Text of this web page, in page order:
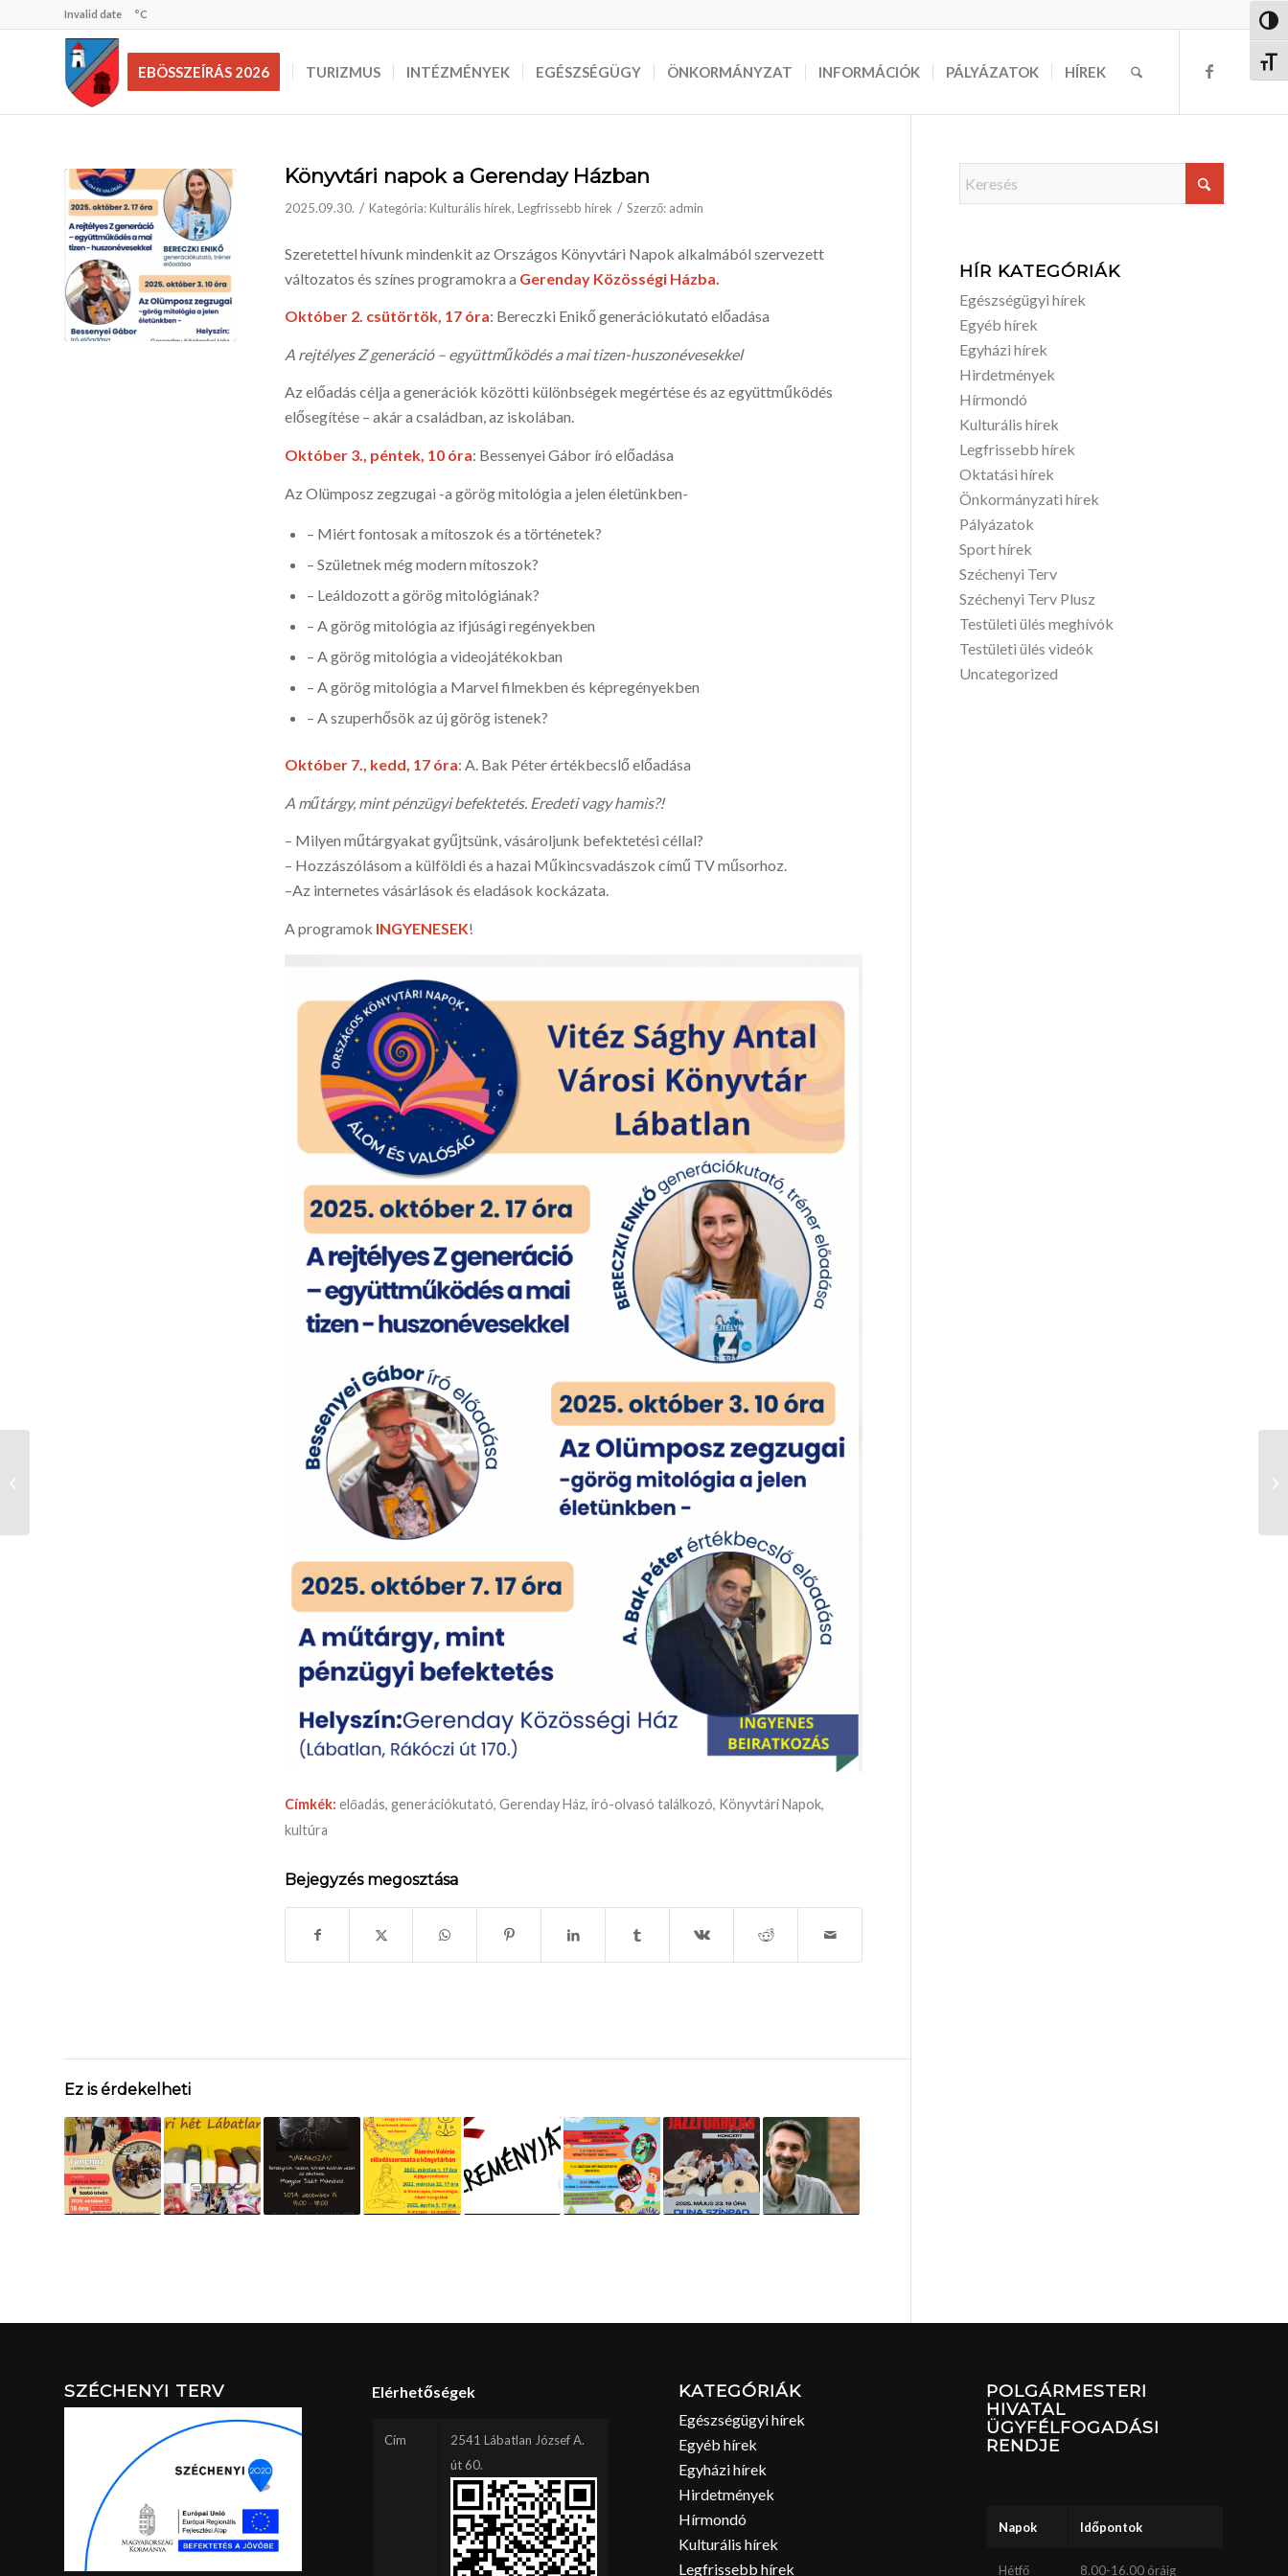
Invalid date °C
EBÖSSZEÍRÁS 2026 TURIZMUS INTÉZMÉNYEK EGÉSZSÉGÜGY ÖNKORMÁNYZAT INFORMÁCIÓK PÁLYÁZATOK HÍREK
Könyvtári napok a Gerenday Házban
2025.09.30. / Kategória:Kulturális hírek, Legfrissebb hírek / Szerző: admin
Szeretettel hívunk mindenkit az Országos Könyvtári Napok alkalmából szervezett
változatos és színes programokra a Gerenday Közösségi Házba.
Október 2. csütörtök, 17 óra: Bereczki Enikő generációkutató előadása
A rejtélyes Z generáció – együttműködés a mai tizen-huszonévesekkel
Az előadás célja a generációk közötti különbségek megértése és az együttműködés
elősegítése – akár a családban, az iskolában.
Október 3., péntek, 10 óra: Bessenyei Gábor író előadása
Az Olümposz zegzugai -a görög mitológia a jelen életünkben-
– Miért fontosak a mítoszok és a történetek?
– Születnek még modern mítoszok?
– Leáldozott a görög mitológiának?
– A görög mitológia az ifjúsági regényekben
– A görög mitológia a videojátékokban
– A görög mitológia a Marvel filmekben és képregényekben
– A szuperhősök az új görög istenek?
Október 7., kedd, 17 óra: A. Bak Péter értékbecslő előadása
A műtárgy, mint pénzügyi befektetés. Eredeti vagy hamis?!
– Milyen műtárgyakat gyűjtsünk, vásároljunk befektetési céllal?
– Hozzászólásom a külföldi és a hazai Műkincsvadászok című TV műsorhoz.
–Az internetes vásárlások és eladások kockázata.
A programok INGYENESEK!
Címkék: előadás, generációkutató, Gerenday Ház, író-olvasó találkozó, Könyvtári Napok,
kultúra
Bejegyzés megosztása
Ez is érdekelheti
HÍR KATEGÓRIÁK
Egészségügyi hírek
Egyéb hírek
Egyházi hírek
Hirdetmények
Hírmondó
Kulturális hírek
Legfrissebb hírek
Oktatási hírek
Önkormányzati hírek
Pályázatok
Sport hírek
Széchenyi Terv
Széchenyi Terv Plusz
Testületi ülés meghívók
Testületi ülés videók
Uncategorized
SZÉCHENYI TERV Elérhetőségek
Cím
2541 Lábatlan József A.
út 60.
KATEGÓRIÁK
Egészségügyi hírek
Egyéb hírek
Egyházi hírek
Hirdetmények
Hírmondó
Kulturális hírek
Legfrissebb hírek
POLGÁRMESTERI
HIVATAL
ÜGYFÉLFOGADÁSI
RENDJE
Napok Időpontok
Hétfő 8.00-16.00 óráig